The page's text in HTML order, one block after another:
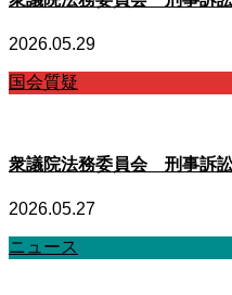
2026.05.29
国会質疑
衆議院法務委員会 刑事訴
2026.05.27
ニュース